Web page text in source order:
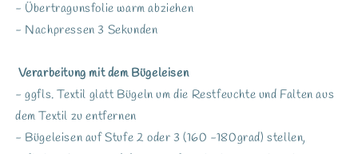
- Übertragunsfolie warm abziehen
- Nachpressen 3 Sekunden
Verarbeitung mit dem Bügeleisen
- ggfls. Textil glatt Bügeln um die Restfeuchte und Falten aus
dem Textil zu entfernen
- Bügeleisen auf Stufe 2 oder 3 (160 -180grad) stellen,